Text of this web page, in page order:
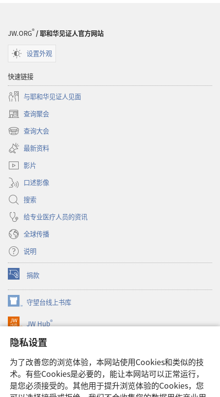
隐私设置
为了改善您的浏览体验，本网站使用Cookies和类似的技
术。有些Cookies是必要的，能让本网站可以正常运行，
是您必须接受的。其他用于提升浏览体验的Cookies，您
JW.ORG® / 耶和华见证人官方网站
设置外观
快速链接
与耶和华见证人见面
查询聚会
（打
开
新
窗
口）
查询大会
（打
开
新
窗
最新资料
影片
口述影像
搜索
给专业医疗人员的资讯
全球传播
说明
捐款
（打
开
新
窗
口）
守望台线上书库
（打
开
新
口）
JW Hub®
（打
开
新
窗
口）
JW Library®
Watchtower Library